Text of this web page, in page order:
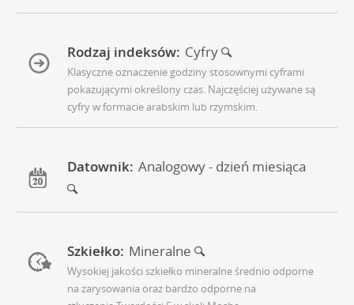
Rodzaj indeksów: Cyfry
Klasyczne oznaczenie godziny stosownymi cyframi
pokazującymi określony czas. Najczęściej używane są
cyfry w formacie arabskim lub rzymskim.
Datownik: Analogowy - dzień miesiąca
Szkiełko: Mineralne
Wysokiej jakości szkiełko mineralne średnio odporne
na zarysowania oraz bardzo odporne na